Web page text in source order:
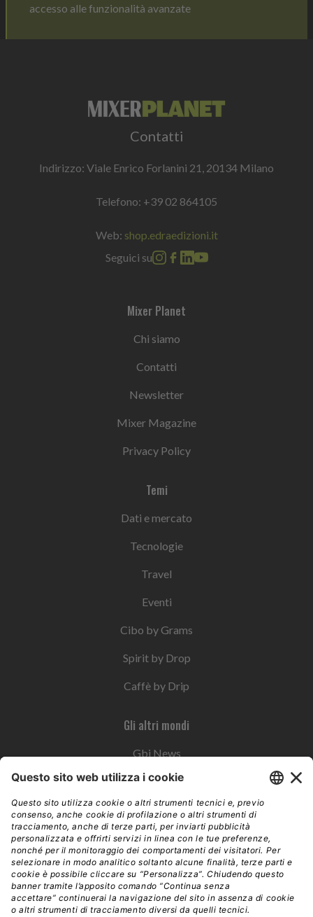
accesso alle funzionalità avanzate
Contatti
Indirizzo: Viale Enrico Forlanini 21, 20134 Milano
Telefono: +39 02 864105
Web: shop.edraedizioni.it
Seguici su
Mixer Planet
Chi siamo
Contatti
Newsletter
Mixer Magazine
Privacy Policy
Temi
Dati e mercato
Tecnologie
Travel
Eventi
Cibo by Grams
Spirit by Drop
Caffè by Drip
Gli altri mondi
Gbi News
Instoremag
Esplora il gruppo
Edra Edizioni
Edizioni LSWR
LSWR Group